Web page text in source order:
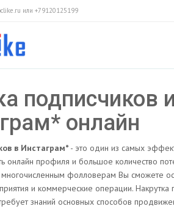
или +79120125199
подписчиков
онлайн
в Инстаграм*- это один из самых
онлайн профиля и большое количество
фолловерам Вы сможете
и коммерческие операции. Накрутка
знаний основных способов